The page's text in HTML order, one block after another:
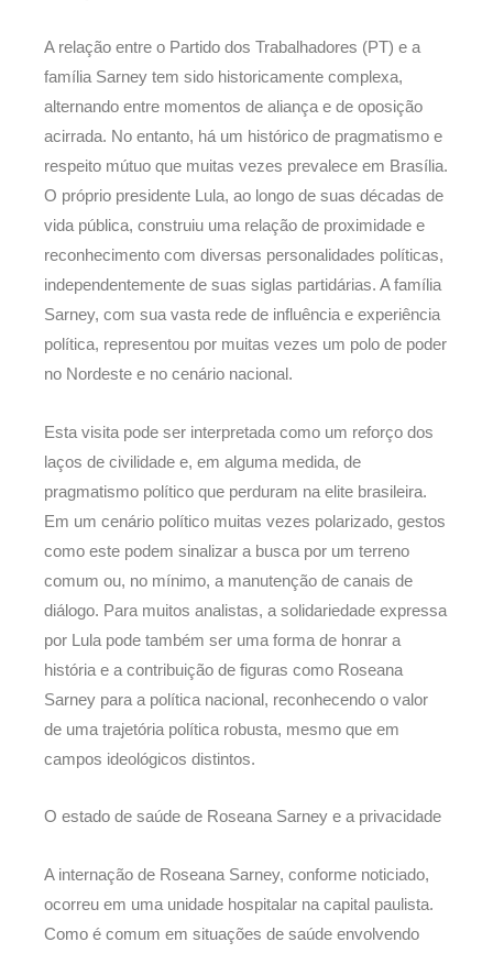
A relação entre o Partido dos Trabalhadores (PT) e a
família Sarney tem sido historicamente complexa,
alternando entre momentos de aliança e de oposição
acirrada. No entanto, há um histórico de pragmatismo e
respeito mútuo que muitas vezes prevalece em Brasília.
O próprio presidente Lula, ao longo de suas décadas de
vida pública, construiu uma relação de proximidade e
reconhecimento com diversas personalidades políticas,
independentemente de suas siglas partidárias. A família
Sarney, com sua vasta rede de influência e experiência
política, representou por muitas vezes um polo de poder
no Nordeste e no cenário nacional.
Esta visita pode ser interpretada como um reforço dos
laços de civilidade e, em alguma medida, de
pragmatismo político que perduram na elite brasileira.
Em um cenário político muitas vezes polarizado, gestos
como este podem sinalizar a busca por um terreno
comum ou, no mínimo, a manutenção de canais de
diálogo. Para muitos analistas, a solidariedade expressa
por Lula pode também ser uma forma de honrar a
história e a contribuição de figuras como Roseana
Sarney para a política nacional, reconhecendo o valor
de uma trajetória política robusta, mesmo que em
campos ideológicos distintos.
O estado de saúde de Roseana Sarney e a privacidade
A internação de Roseana Sarney, conforme noticiado,
ocorreu em uma unidade hospitalar na capital paulista.
Como é comum em situações de saúde envolvendo